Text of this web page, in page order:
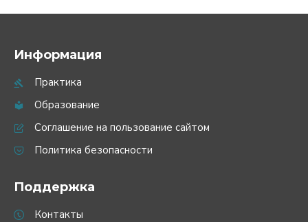
Информация
Практика
Образование
Соглашение на пользование сайтом
Политика безопасности
Поддержка
Контакты